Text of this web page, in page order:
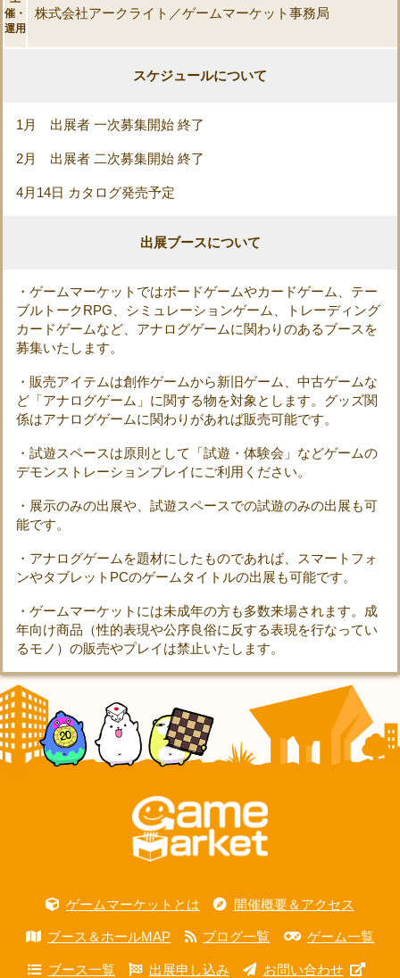
催・
運用
株式会社アークライト／ゲームマーケット事務局
スケジュールについて
1月 出展者 一次募集開始 終了
2月 出展者 二次募集開始 終了
4月14日 カタログ発売予定
出展ブースについて
・ゲームマーケットではボードゲームやカードゲーム、テー
ブルトークRPG、シミュレーションゲーム、トレーディング
カードゲームなど、アナログゲームに関わりのあるブースを
募集いたします。
・販売アイテムは創作ゲームから新旧ゲーム、中古ゲームな
ど「アナログゲーム」に関する物を対象とします。グッズ関
係はアナログゲームに関わりがあれば販売可能です。
・試遊スペースは原則として「試遊・体験会」などゲームの
デモンストレーションプレイにご利用ください。
・展示のみの出展や、試遊スペースでの試遊のみの出展も可
能です。
・アナログゲームを題材にしたものであれば、スマートフォ
ンやタブレットPCのゲームタイトルの出展も可能です。
・ゲームマーケットには未成年の方も多数来場されます。成
年向け商品（性的表現や公序良俗に反する表現を行なってい
るモノ）の販売やプレイは禁止いたします。
ゲームマーケットとは 開催概要＆アクセス
ブース＆ホールMAP ブログ一覧 ゲーム一覧
ブース一覧 出展申し込み お問い合わせ